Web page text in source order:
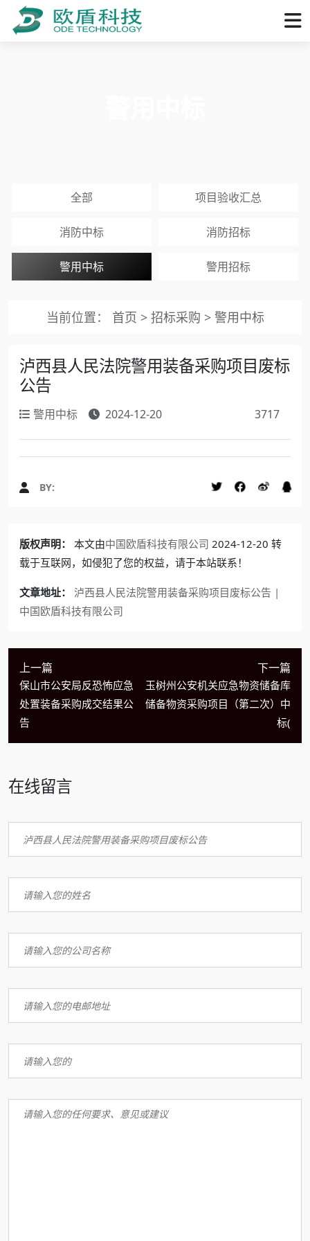
全部 项目验收汇总
消防中标 消防招标
警用中标 警用招标
当前位置： 首页 > 招标采购 > 警用中标
泸西县人民法院警用装备采购项目废标
公告
警用中标 2024-12-20 3717
BY:
版权声明： 本文由中国欧盾科技有限公司 2024-12-20 转
载于互联网，如侵犯了您的权益，请于本站联系！
文章地址：
泸西县人民法院警用装备采购项目废标公告 |
中国欧盾科技有限公司
上一篇
保山市公安局反恐怖应急
处置装备采购成交结果公
告
下一篇
玉树州公安机关应急物资储备库
储备物资采购项目（第二次）中
标(
在线留言